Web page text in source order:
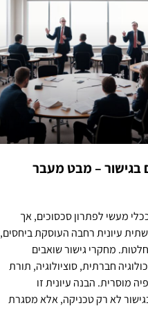
בגישור – מבט מעבר
מעשי לפתרון סכסוכים, אך
עיונית רחבה העוסקת ביחסים,
מחקרי גישור שואבים
חברתית, סוציולוגיה, תורת
מוסרית. הבנה עיונית זו
לא רק טכניקה, אלא מסגרת